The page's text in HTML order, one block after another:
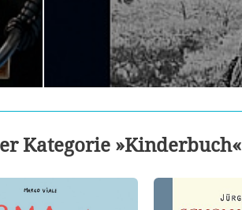
Kategorie »Kinderbuch«